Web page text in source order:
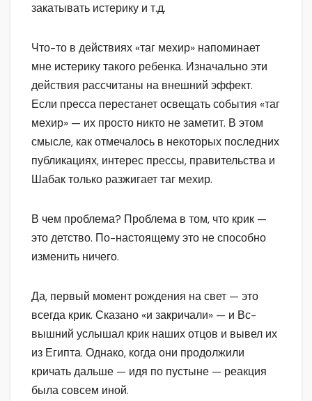
закатывать истерику и т.д.
Что-то в действиях «таг мехир» напоминает
мне истерику такого ребенка. Изначально эти
действия рассчитаны на внешний эффект.
Если пресса перестанет освещать события «таг
мехир» — их просто никто не заметит. В этом
смысле, как отмечалось в некоторых последних
публикациях, интерес прессы, правительства и
Шабак только разжигает таг мехир.
В чем проблема? Проблема в том, что крик —
это детство. По-настоящему это не способно
изменить ничего.
Да, первый момент рождения на свет — это
всегда крик. Сказано «и закричали» — и Вс-
вышний услышал крик наших отцов и вывел их
из Египта. Однако, когда они продолжили
кричать дальше — идя по пустыне — реакция
была совсем иной.